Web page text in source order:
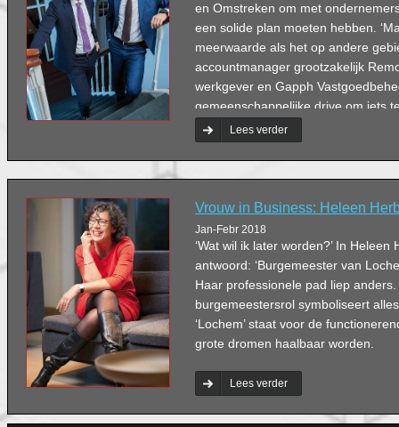
en Omstreken om met
een solide plan moeten hebben.
meerwaarde als het op andere
accountmanager grootzakelijk
werkgever en Gapph
gemeenschappelijke drive om iets
maatschappij. ‘En in het belang
een duurzaam vastgoedbestand.’
Lees verder
Vrouw in Business: Heleen
Jan-Febr 2018
‘Wat wil ik later worden?’ In
antwoord: ‘Burgemeester van
Haar professionele pad liep
burgemeestersrol symboliseert
‘Lochem’ staat voor de
grote dromen haalbaar worden.
Lees verder